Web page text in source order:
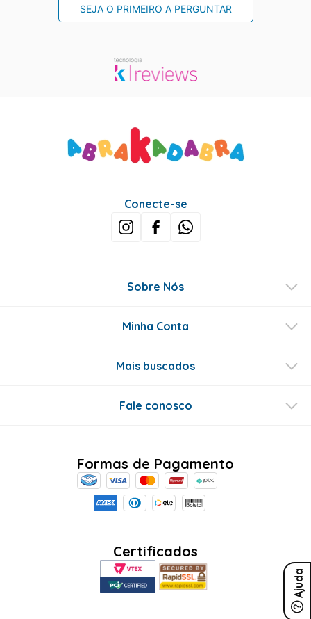
SEJA O PRIMEIRO A PERGUNTAR
Ajuda
Conecte-se
Sobre Nós
Minha Conta
Mais buscados
Fale conosco
Formas de Pagamento
Certificados